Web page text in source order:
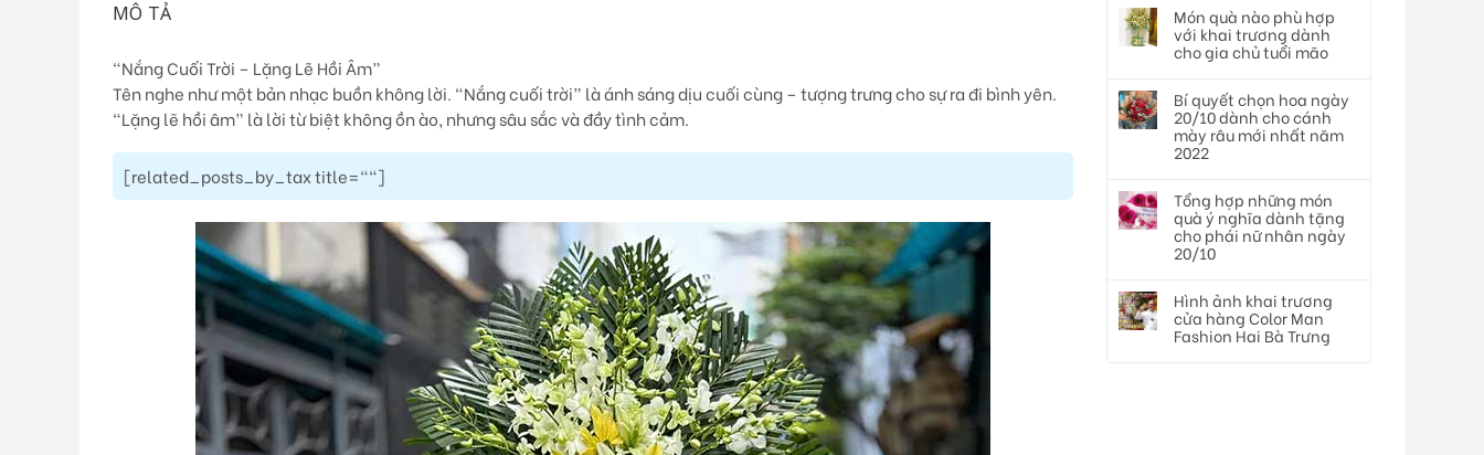
Món quà nào phù hợp
với khai trương dành
cho gia chủ tuổi mão
Bí quyết chọn hoa ngày
20/10 dành cho cánh
mày râu mới nhất năm
2022
Tổng hợp những món
quà ý nghĩa dành tặng
cho phái nữ nhân ngày
20/10
Hình ảnh khai trương
cửa hàng Color Man
Fashion Hai Bà Trưng
MÔ TẢ
“Nắng Cuối Trời – Lặng Lẽ Hồi Âm”
Tên nghe như một bản nhạc buồn không lời. “Nắng cuối trời” là ánh sáng dịu cuối cùng – tượng trưng cho sự ra đi bình yên.
“Lặng lẽ hồi âm” là lời từ biệt không ồn ào, nhưng sâu sắc và đầy tình cảm.
[related_posts_by_tax title=""]